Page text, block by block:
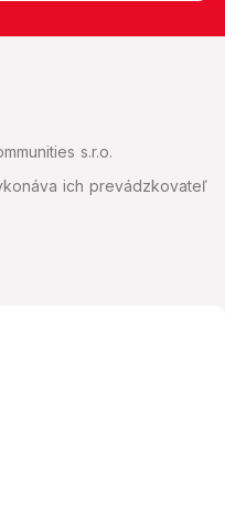
s.r.o.
ich prevádzkovateľ